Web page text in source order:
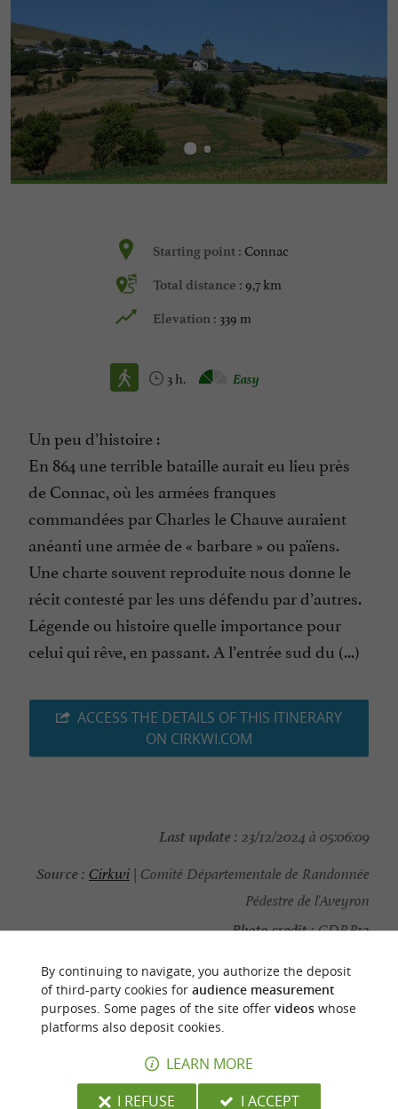
Starting point : Connac
Total distance : 9,7 km
Elevation : 339 m
3 h. Easy
Un peu d’histoire :
En 864 une terrible bataille aurait eu lieu près
de Connac, où les armées franques
commandées par Charles le Chauve auraient
anéanti une armée de « barbare » ou païens.
Une charte souvent reproduite nous donne le
récit contesté par les uns défendu par d’autres.
Légende ou histoire quelle importance pour
celui qui rêve, en passant. A l’entrée sud du (...)
ACCESS THE DETAILS OF THIS ITINERARY
ON CIRKWI.COM
Last update : 23/12/2024 à 05:06:09
Source : Cirkwi | Comité Départementale de Randonnée
Pédestre de l'Aveyron
Photo credit :CDRP12
YOU WILL LIKE
Discover Accommodation Eating &
By continuing to navigate, you authorize the deposit
of third-party cookies for audience measurement
purposes. Some pages of the site offer videoswhose
platforms also deposit cookies.
LEARN MORE
I REFUSE
I ACCEPT